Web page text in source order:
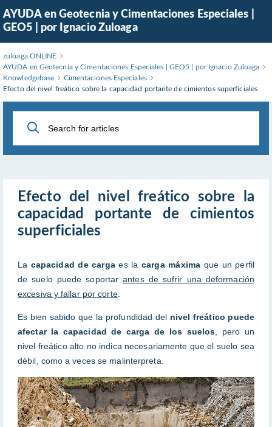
to
Content
AYUDA en Geotecnia y Cimentaciones Especiales |
GEO5 | por Ignacio Zuloaga
zuloaga.ONLINE
AYUDA en Geotecnia y Cimentaciones Especiales | GEO5 | por Ignacio Zuloaga
Knowledgebase
Cimentaciones Especiales
Efecto del nivel freático sobre la capacidad portante de cimientos superficiales
Efecto del nivel freático sobre la
capacidad portante de cimientos
superficiales
La capacidad de cargaes lacarga máximaque un perfil
de suelo puede soportarantes de sufrir una deformación
excesiva y fallar por corte.
Es bien sabido que la profundidad del nivel freático puede
afectar la capacidad de carga de los suelos , pero un
nivel freático alto no indica necesariamente que el suelo sea
débil, como a veces se malinterpreta.